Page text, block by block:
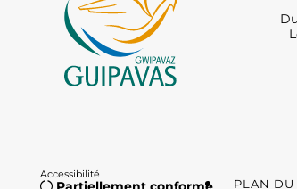
Accessibilité
PLAN DU